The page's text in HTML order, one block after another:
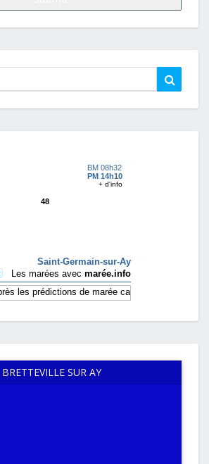
BRETTEVILLE SUR AY